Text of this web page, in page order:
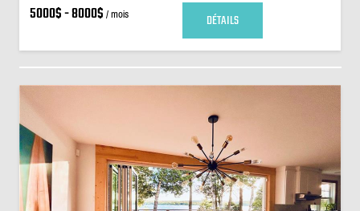
5000$ - 8000$ / mois DÉTAILS